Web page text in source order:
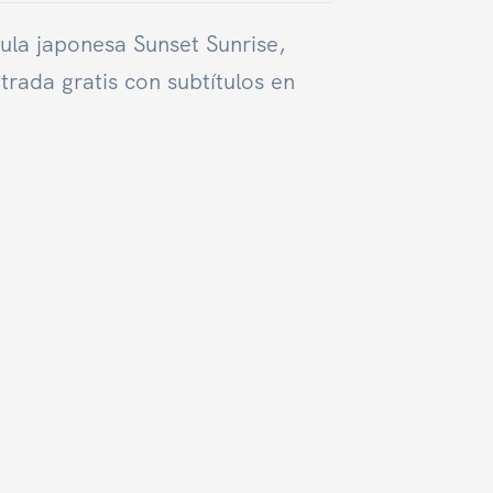
japonesa Sunset Sunrise,
gratis con subtítulos en